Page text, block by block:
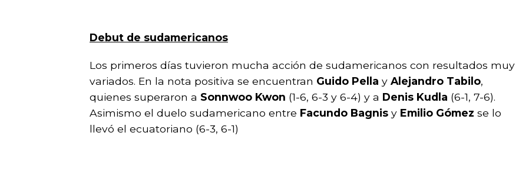
Debut de sudamericanos
Los primeros días tuvieron mucha acción de sudamericanos con resultados muy
variados. En la nota positiva se encuentran Guido Pella y Alejandro Tabilo,
quienes superaron a Sonnwoo Kwon (1-6, 6-3 y 6-4) y a Denis Kudla (6-1, 7-6).
Asimismo el duelo sudamericano entre Facundo Bagnis y Emilio Gómez se lo
llevó el ecuatoriano (6-3, 6-1)